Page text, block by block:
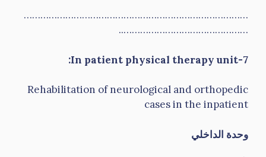
………………………………………………………………………
………………………………………..
7-In patient physical therapy unit:
Rehabilitation of neurological and orthopedic
cases in the inpatient
وحدة الداخلي